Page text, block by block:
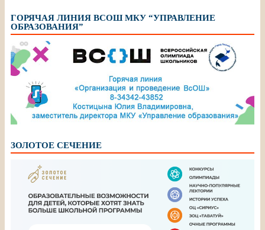
ГОРЯЧАЯ ЛИНИЯ ВСОШ МКУ “УПРАВЛЕНИЕ
ОБРАЗОВАНИЯ”
ЗОЛОТОЕ СЕЧЕНИЕ